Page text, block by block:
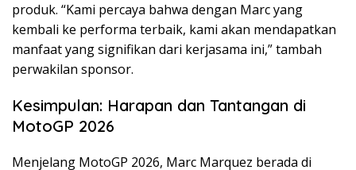
produk. “Kami percaya bahwa dengan Marc yang
kembali ke performa terbaik, kami akan mendapatkan
manfaat yang signifikan dari kerjasama ini,” tambah
perwakilan sponsor.
Kesimpulan: Harapan dan Tantangan di
MotoGP 2026
Menjelang MotoGP 2026, Marc Marquez berada di